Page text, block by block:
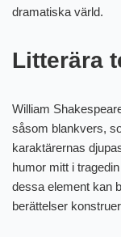
dramatiska värld.
Litterära
William
såsom blankvers,
karaktärernas
humor mitt i
dessa element kan
berättelser